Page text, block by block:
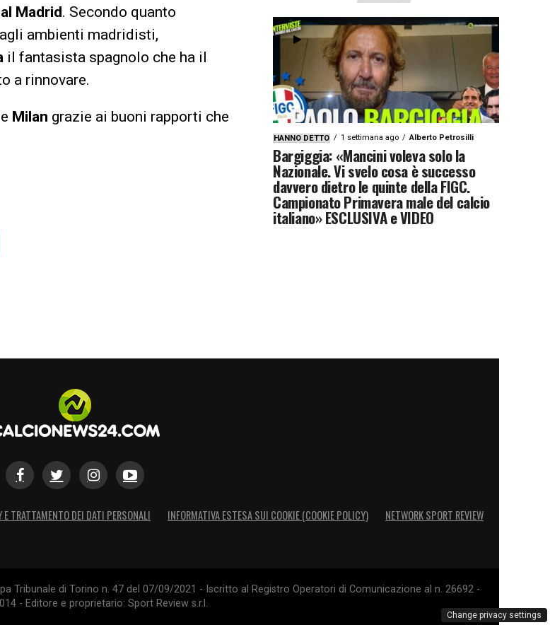
Madrid. Secondo quanto
ambienti madridisti,
il fantasista spagnolo che ha il
a rinnovare.
e Milan grazie ai buoni rapporti che
HANNO DETTO 1 settimana ago Alberto Petrosilli
Bargiggia: «Mancini voleva solo la
Nazionale. Vi svelo cosa è successo
davvero dietro le quinte della FIGC.
Campionato Primavera male del calcio
italiano» ESCLUSIVA e VIDEO
E TRATTAMENTO DEI DATI PERSONALI INFORMATIVA ESTESA SUI COOKIE (COOKIE POLICY) NETWORK SPORT REVIEW
Tribunale di Torino n. 47 del 07/09/2021 - Iscritto al Registro Operatori di Comunicazione al n. 26692 -
- Editore e proprietario: Sport Review s.r.l.
Change privacy settings